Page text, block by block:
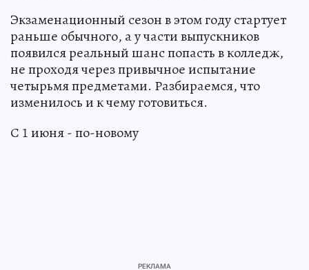
Экзаменационный сезон в этом году стартует
раньше обычного, а у части выпускников
появился реальный шанс попасть в колледж,
не проходя через привычное испытание
четырьмя предметами. Разбираемся, что
изменилось и к чему готовиться.
С 1 июня - по-новому